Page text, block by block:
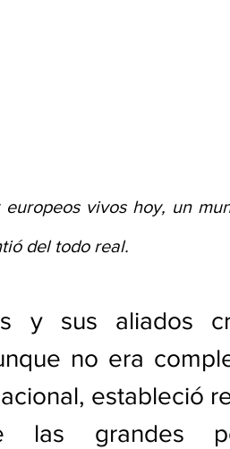
vivos hoy, un
del todo real.
y sus aliados
no era
estableció
las grandes